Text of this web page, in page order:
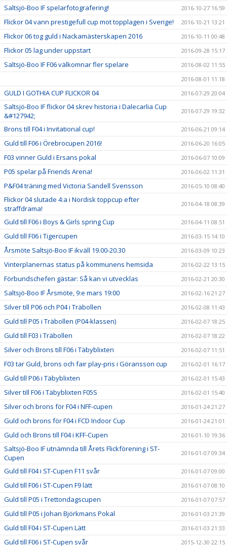
Saltsjö-Boo IF spelarfotografering! 2016-10-27 16:59
Flickor 04 vann prestigefull cup mot topplagen i Sverige! 2016-10-21 13:21
Flickor 06 tog guld i Nackamästerskapen 2016 2016-10-11 00:48
Flickor 05 lag under uppstart 2016-09-28 15:17
Saltsjö-Boo IF F06 välkomnar fler spelare
2016-08-02 11:55
2016-08-01 11:18
GULD I GOTHIA CUP FLICKOR 04 2016-07-29 20:04
Saltsjö-Boo IF flickor 04 skrev historia i Dalecarlia Cup
&#127942;
2016-07-29 19:32
Brons till F04 i Invitational cup! 2016-06-21 09:14
Guld till F06 i Örebrocupen 2016! 2016-06-20 16:05
F03 vinner Guld i Ersans pokal 2016-06-07 10:09
P05 spelar på Friends Arena! 2016-06-02 11:31
P&F04 träning med Victoria Sandell Svensson 2016-05-10 08:40
Flickor 04 slutade 4:a i Nordisk toppcup efter
straffdrama!
2016-04-18 08:39
Guld till F06 i Boys & Girls spring Cup 2016-04-11 08:51
Guld till F06 i Tigercupen 2016-03-15 14:10
Årsmöte Saltsjö-Boo IF ikväll 19.00-20.30 2016-03-09 10:23
Vinterplanernas status på kommunens hemsida 2016-02-22 13:15
Förbundschefen gästar: Så kan vi utvecklas 2016-02-21 20:30
Saltsjö-Boo IF Årsmöte, 9:e mars 19:00 2016-02-16 21:27
Silver till P06 och P04 i Träbollen 2016-02-08 11:43
Guld till P05 i Träbollen (P04-klassen) 2016-02-07 18:25
Guld till F03 i Träbollen 2016-02-07 18:22
Silver och Brons till F06 i Täbyblixten 2016-02-07 11:51
F03 tar Guld, brons och fair play-pris i Göransson cup 2016-02-01 16:17
Guld till P06 i Täbyblixten 2016-02-01 15:43
Silver till F06 i Täbyblixten F05S 2016-02-01 15:40
Silver och brons för F04 i NFF-cupen 2016-01-24 21:27
Guld och brons för F04 i FCD Indoor Cup 2016-01-24 21:01
Guld och Brons till F04 i KFF-Cupen 2016-01-10 19:36
Saltsjö-Boo IF utnämnda till Årets Flickförening i ST-
Cupen
2016-01-07 09:34
Guld till F04 i ST-Cupen F11 svår 2016-01-07 09:00
Guld till F06 i ST-Cupen F9 lätt 2016-01-07 08:10
Guld till P05 i Trettondagscupen 2016-01-07 07:57
Guld till P05 i Johan Björkmans Pokal 2016-01-03 21:39
Guld till F04 i ST-Cupen Lätt 2016-01-03 21:33
Guld till F06 i ST-Cupen svår 2015-12-30 22:15